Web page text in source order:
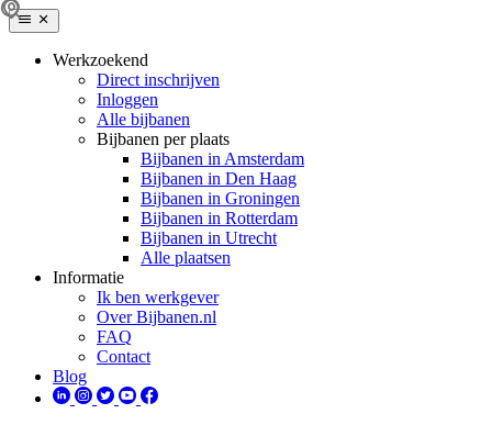
Werkzoekend
Direct inschrijven
Inloggen
Alle bijbanen
Bijbanen per plaats
Bijbanen in Amsterdam
Bijbanen in Den Haag
Bijbanen in Groningen
Bijbanen in Rotterdam
Bijbanen in Utrecht
Alle plaatsen
Informatie
Ik ben werkgever
Over Bijbanen.nl
FAQ
Contact
Blog